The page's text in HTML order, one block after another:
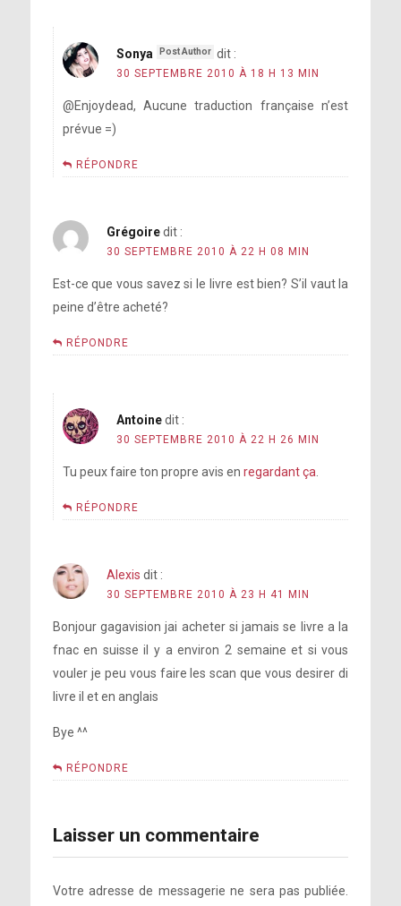
Sonya dit :
30 SEPTEMBRE 2010 À 18 H 13 MIN
@Enjoydead, Aucune traduction française n’est
prévue =)
RÉPONDRE
Grégoire dit :
30 SEPTEMBRE 2010 À 22 H 08 MIN
Est-ce que vous savez si le livre est bien? S’il vaut la
peine d’être acheté?
RÉPONDRE
Antoine dit :
30 SEPTEMBRE 2010 À 22 H 26 MIN
Tu peux faire ton propre avis en regardant ça
RÉPONDRE
Alexis dit :
30 SEPTEMBRE 2010 À 23 H 41 MIN
Bonjour gagavision jai acheter si jamais se livre a la
fnac en suisse il y a environ 2 semaine et si vous
vouler je peu vous faire les scan que vous desirer di
livre il et en anglais
Bye ^^
RÉPONDRE
Laisser un commentaire
Votre adresse de messagerie ne sera pas publiée.